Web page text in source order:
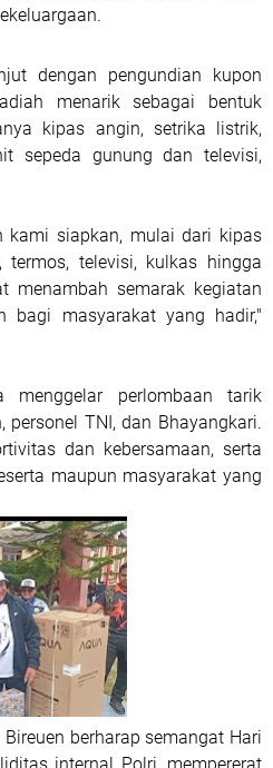
dengan pengundian kupon
menarik sebagai bentuk
kipas angin, setrika listrik,
sepeda gunung dan televisi,
kami siapkan, mulai dari kipas
termos, televisi, kulkas hingga
menambah semarak kegiatan
bagi masyarakat yang hadir,"
menggelar perlombaan tarik
TNI, dan Bhayangkari.
dan kebersamaan, serta
maupun masyarakat yang
berharap semangat Hari